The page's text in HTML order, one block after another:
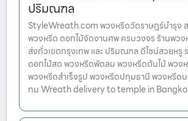
ปริมณฑล
StyleWreath.com พวงหรีดวัดราษฎร์บำรุง
พวงหรีด ดอกไม้จัดงานศพ ครบวงจร ร้านพวง
ส่งทั่วเขตกรุงเทพ และ ปริมณฑล ดีไซน์สวยหรู
ดอกไม้สด พวงหรีดพัดลม พวงหรีดต้นไม้ พวง
พวงหรีดสำเร็จรูป พวงหรีดปทุมธานี พวงหรีด
ทม Wreath delivery to temple in